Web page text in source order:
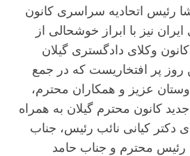
رئیس اتحادیه سراسری کانون
نیز با ابراز خوشحالی از
کانون وکلای دادگستری گیلان
پر افتخاریست که در جمع
عزیز و همکاران محترم،
کانون محترم گیلان به همراه
دکتر کیانی نائب رئیس، جناب
رئیس محترم و جناب حامد